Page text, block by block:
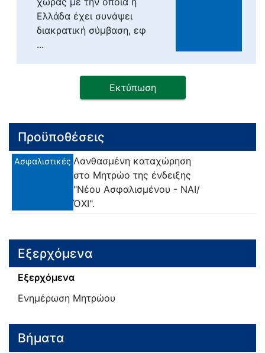
Ελλάδα έχει συνάψει
διακρατική σύμβαση, εφ
...
Εκτύπωση
Προϋποθέσεις
Ασφαλιστικές Λανθασμένη καταχώρηση
στο Μητρώο της ένδειξης
"Νέου Ασφαλισμένου - ΝΑΙ/
ΌΧΙ".
Εξερχόμενα
Εξερχόμενα
Ενημέρωση Μητρώου
Βήματα